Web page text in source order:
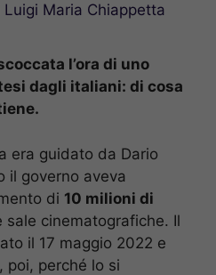
Luigi Maria Chiappetta
l’ora di uno
dagli italiani: di cosa
era guidato da Dario
il governo aveva
di 10 milioni di
sale cinematografiche. Il
il 17 maggio 2022 e
poi, perché lo si